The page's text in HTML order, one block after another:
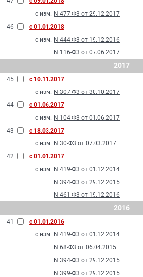
с изм. N 477-Ф3 от 29.12.2017
46
с 01.01.2018
с изм. N 444-Ф3 от 19.12.2016
N 116-Ф3 от 07.06.2017
2017
45
с 10.11.2017
с изм. N 307-Ф3 от 30.10.2017
44
с 01.06.2017
с изм. N 104-Ф3 от 01.06.2017
43
с 18.03.2017
с изм. N 30-Ф3 от 07.03.2017
42
с 01.01.2017
с изм. N 419-Ф3 от 01.12.2014
N 394-Ф3 от 29.12.2015
N 461-Ф3 от 19.12.2016
2016
41
с 01.01.2016
с изм. N 419-Ф3 от 01.12.2014
N 68-Ф3 от 06.04.2015
N 394-Ф3 от 29.12.2015
N 399-Ф3 от 29.12.2015